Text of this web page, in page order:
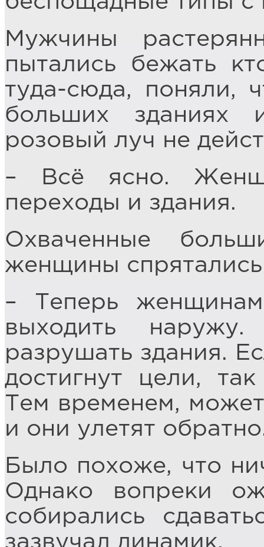
Мужчины
пытались бежать
туда-сюда, поняли,
больших зданиях
розовый луч не
– Всё ясно.
переходы и здания.
Охваченные
женщины
– Теперь
выходить
разрушать здания.
достигнут цели,
Тем временем,
и они улетят
Было похоже, что
Однако вопреки
собирались
зазвучал динамик.